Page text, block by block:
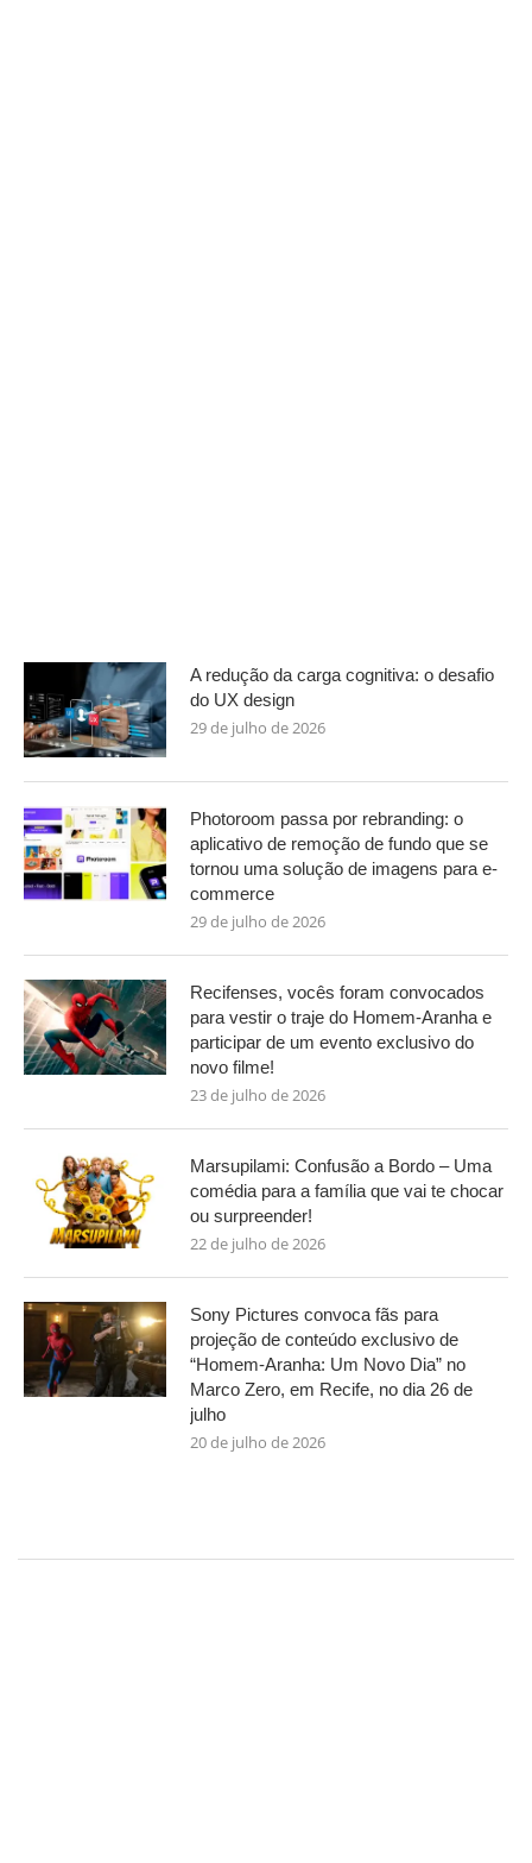
A redução da carga cognitiva: o desafio
do UX design
29 de julho de 2026
Photoroom passa por rebranding: o
aplicativo de remoção de fundo que se
tornou uma solução de imagens para e-
commerce
29 de julho de 2026
Recifenses, vocês foram convocados
para vestir o traje do Homem-Aranha e
participar de um evento exclusivo do
novo filme!
23 de julho de 2026
Marsupilami: Confusão a Bordo – Uma
comédia para a família que vai te chocar
ou surpreender!
22 de julho de 2026
Sony Pictures convoca fãs para
projeção de conteúdo exclusivo de
“Homem-Aranha: Um Novo Dia” no
Marco Zero, em Recife, no dia 26 de
julho
20 de julho de 2026